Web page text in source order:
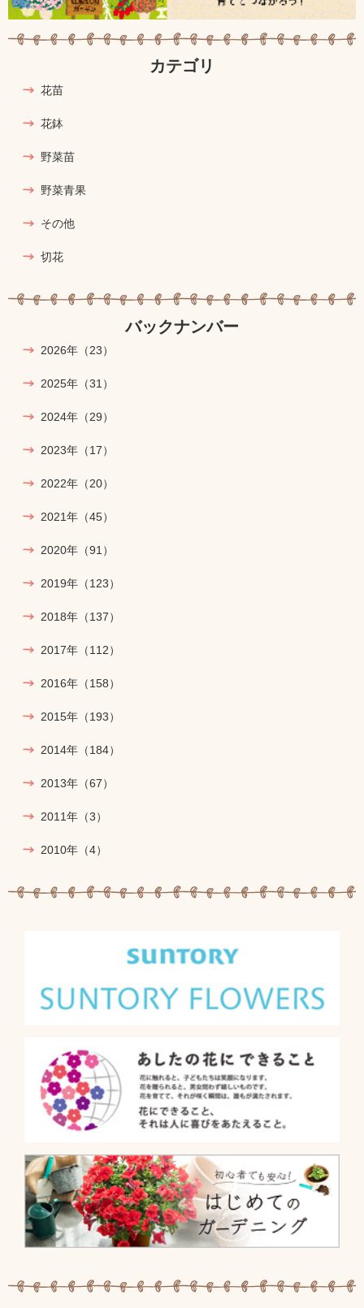
カテゴリ
花苗
花鉢
野菜苗
野菜青果
その他
切花
バックナンバー
2026年 （23）
2025年 （31）
2024年 （29）
2023年 （17）
2022年 （20）
2021年 （45）
2020年 （91）
2019年 （123）
2018年 （137）
2017年 （112）
2016年 （158）
2015年 （193）
2014年 （184）
2013年 （67）
2011年 （3）
2010年 （4）